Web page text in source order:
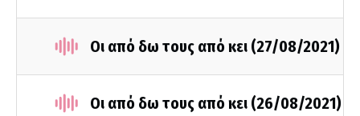
Οι από δω τους από κει (27/08/2021)
Οι από δω τους από κει (26/08/2021)